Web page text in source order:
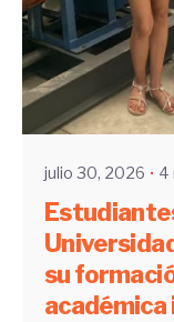
UHE
julio 30, 2026 4
su
académica